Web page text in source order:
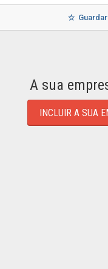
A sua
INCLUIR A SUA